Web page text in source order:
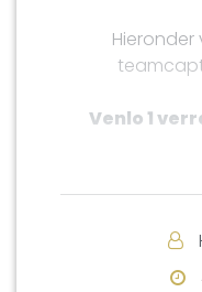
Venlo 1
Stukkenjagers
spoor van
na afgelopen